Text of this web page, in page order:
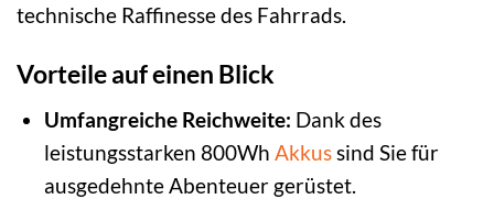
technische Raffinesse des Fahrrads.
Vorteile auf einen Blick
Umfangreiche Reichweite: Dank des
leistungsstarken 800Wh Akkussind Sie für
ausgedehnte Abenteuer gerüstet.